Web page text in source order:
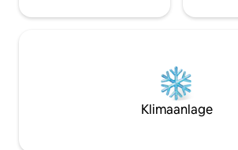
Klimaanlage